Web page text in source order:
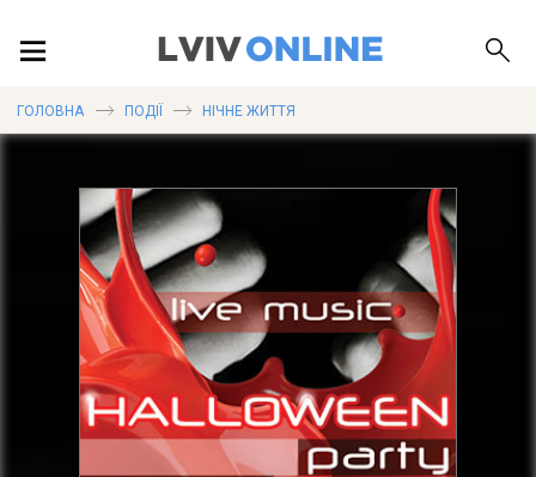
ПУБЛІКАЦІЇ
ДОВІДКА
ГОЛОВНА ПОДІЇ НІЧНЕ ЖИТТЯ